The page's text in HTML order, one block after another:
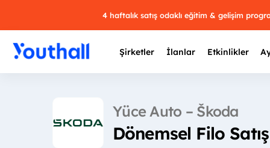
4 haftalık satış odaklı eğitim & gelişim
Şirketler İlanlar Etkinlikler
Yüce Auto – Škoda
Dönemsel Filo